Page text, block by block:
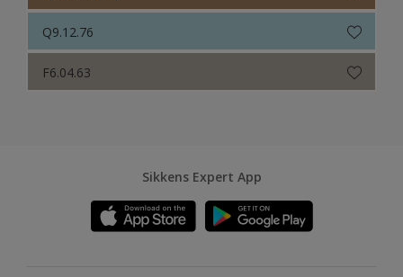
Q9.12.76
F6.04.63
Sikkens Expert App